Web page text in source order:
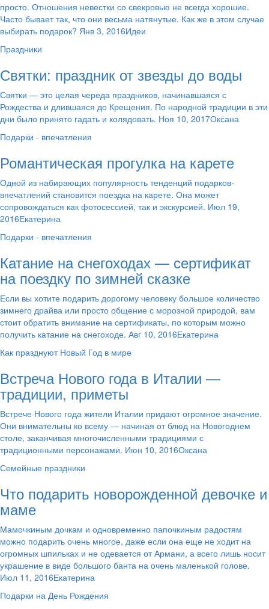
просто. Отношения невестки со свекровью не всегда хорошие.
Часто бывает так, что они весьма натянутые. Как же в этом случае
выбирать подарок? Янв 3, 2016Идеи
Праздники
Святки: праздник от звезды до воды
Святки — это целая череда праздников, начинавшаяся с
Рождества и длившаяся до Крещения. По народной традиции в эти
дни было принято гадать и колядовать. Ноя 10, 2017Оксана
Подарки - впечатления
Романтическая прогулка на карете
Одной из набирающих популярность тенденций подарков-
впечатлений становится поездка на карете. Она может
сопровождаться как фотосессией, так и экскурсией. Июл 19,
2016Екатерина
Подарки - впечатления
Катание на снегоходах — сертификат
на поездку по зимней сказке
Если вы хотите подарить дорогому человеку большое количество
зимнего драйва или просто общение с морозной природой, вам
стоит обратить внимание на сертификаты, по которым можно
получить катание на снегоходе. Авг 10, 2016Екатерина
Как празднуют Новый Год в мире
Встреча Нового года в Италии —
традиции, приметы
Встрече Нового года жители Италии придают огромное значение.
Они внимательны ко всему — начиная от блюд на Новогоднем
столе, заканчивая многочисленными традициями с
традиционными персонажами. Июн 10, 2016Оксана
Семейные праздники
Что подарить новорожденной девочке и
маме
Мамочкиным дочкам и одновременно папочкиным радостям
можно подарить очень многое, даже если она еще не ходит на
огромных шпильках и не одевается от Армани, а всего лишь носит
украшение в виде большого банта на очень маленькой голове.
Июл 11, 2016Екатерина
Подарки на День Рождения